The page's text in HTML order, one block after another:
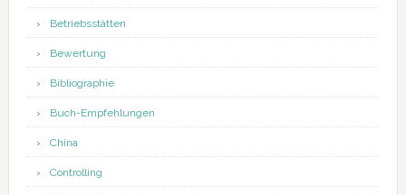
Betriebsstätten
Bewertung
Bibliographie
Buch-Empfehlungen
China
Controlling